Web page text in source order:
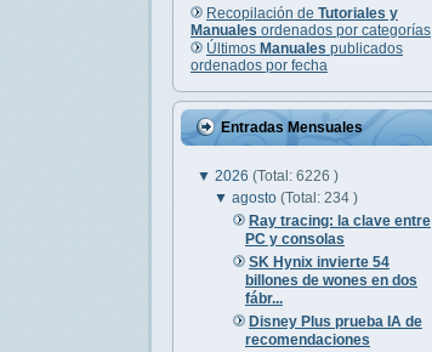
Recopilación de Tutoriales y
Manuales ordenados por categorías
Últimos Manuales publicados
ordenados por fecha
Entradas Mensuales
▼ 2026 (Total: 6226 )
▼agosto(Total: 234 )
Ray tracing: la clave entre
PC y consolas
SK Hynix invierte 54
billones de wones en dos
fábr...
Disney Plus prueba IA de
recomendaciones